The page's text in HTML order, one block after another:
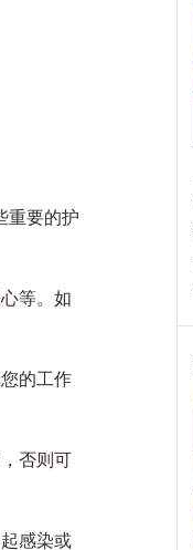
重要的护
等。如
的工作
否则可
感染或